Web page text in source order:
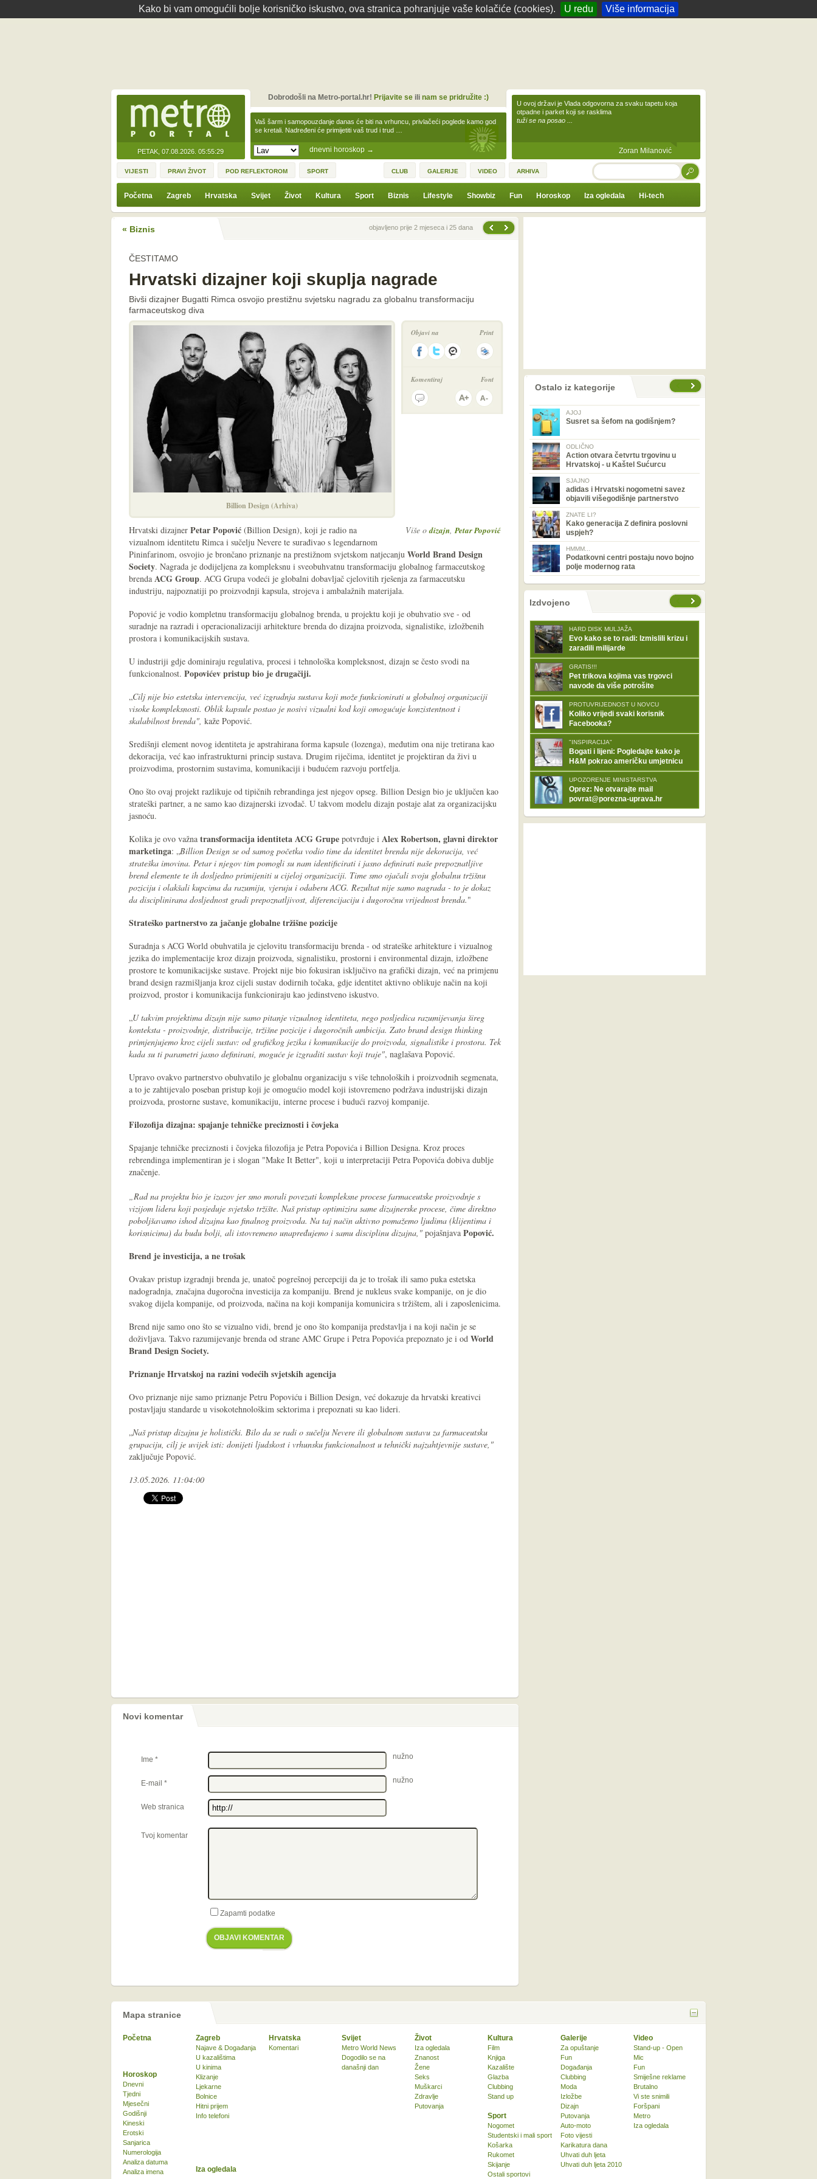
Kako bi vam omogućili bolje korisničko iskustvo, ova stranica pohranjuje vaše kolačiće (cookies). U redu Više informacija
PETAK, 07.08.2026. 05:55:29 dnevni horoskop →
Vaš šarm i samopouzdanje danas će biti na vrhuncu, privlačeći poglede kamo god
se kretali. Nadređeni će primijetiti vaš trud i trud …
Dobrodošli na Metro-portal.hr! Prijavite seili nam se pridružite :)
U ovoj državi je Vlada odgovorna za svaku tapetu koja
otpadne i parket koji se rasklima
tuži se na posao ...
Zoran Milanović
VIJESTI PRAVI ŽIVOT POD REFLEKTOROM SPORT CLUB GALERIJE VIDEO ARHIVA TRAŽI
Početna Zagreb Hrvatska Svijet Život Kultura Sport Biznis Lifestyle Showbiz Fun Horoskop Iza ogledala Hi-tech
« Biznis Prethodna vijestobjavljeno prije 2 mjeseca i 25 dana
ČESTITAMO
Hrvatski dizajner koji skuplja nagrade
Bivši dizajner Bugatti Rimca osvojio prestižnu svjetsku nagradu za globalnu transformaciju
farmaceutskog diva
Billion Design (Arhiva)
Objavi na Print
Komentiraj Font
Više odizajn,Petar Popović
Hrvatski dizajner Petar Popović (Billion Design), koji je radio na
vizualnom identitetu Rimca i sučelju Nevere te surađivao s legendarnom
Pininfarinom, osvojio je brončano priznanje na prestižnom svjetskom natjecanju World Brand Design
Society. Nagrada je dodijeljena za kompleksnu i sveobuhvatnu transformaciju globalnog farmaceutskog
brenda ACG Group. ACG Grupa vodeći je globalni dobavljač cjelovitih rješenja za farmaceutsku
industriju, najpoznatiji po proizvodnji kapsula, strojeva i ambalažnih materijala.
Popović je vodio kompletnu transformaciju globalnog brenda, u projektu koji je obuhvatio sve - od
suradnje na razradi i operacionalizaciji arhitekture brenda do dizajna proizvoda, signalistike, izložbenih
prostora i komunikacijskih sustava.
U industriji gdje dominiraju regulativa, procesi i tehnološka kompleksnost, dizajn se često svodi na
funkcionalnost. Popovićev pristup bio je drugačiji.
„Cilj nije bio estetska intervencija, već izgradnja sustava koji može funkcionirati u globalnoj organizaciji
visoke kompleksnosti. Oblik kapsule postao je nosivi vizualni kod koji omogućuje konzistentnost i
skalabilnost brenda", kaže Popović.
Središnji element novog identiteta je apstrahirana forma kapsule (lozenga), međutim ona nije tretirana kao
dekoracija, već kao infrastrukturni princip sustava. Drugim riječima, identitet je projektiran da živi u
proizvodima, prostornim sustavima, komunikaciji i budućem razvoju portfelja.
Ono što ovaj projekt razlikuje od tipičnih rebrandinga jest njegov opseg. Billion Design bio je uključen kao
strateški partner, a ne samo kao dizajnerski izvođač. U takvom modelu dizajn postaje alat za organizacijsku
jasnoću.
Kolika je ovo važna transformacija identiteta ACG Grupe potvrđuje i Alex Robertson, glavni direktor
marketinga: „Billion Design se od samog početka vodio time da identitet brenda nije dekoracija, već
strateška imovina. Petar i njegov tim pomogli su nam identificirati i jasno definirati naše prepoznatljive
brend elemente te ih dosljedno primijeniti u cijeloj organizaciji. Time smo ojačali svoju globalnu tržišnu
poziciju i olakšali kupcima da razumiju, vjeruju i odaberu ACG. Rezultat nije samo nagrada - to je dokaz
da disciplinirana dosljednost gradi prepoznatljivost, diferencijaciju i dugoročnu vrijednost brenda."
Strateško partnerstvo za jačanje globalne tržišne pozicije
Suradnja s ACG World obuhvatila je cjelovitu transformaciju brenda - od strateške arhitekture i vizualnog
jezika do implementacije kroz dizajn proizvoda, signalistiku, prostorni i environmental dizajn, izložbene
prostore te komunikacijske sustave. Projekt nije bio fokusiran isključivo na grafički dizajn, već na primjenu
brand design razmišljanja kroz cijeli sustav dodirnih točaka, gdje identitet aktivno oblikuje način na koji
proizvod, prostor i komunikacija funkcioniraju kao jedinstveno iskustvo.
„U takvim projektima dizajn nije samo pitanje vizualnog identiteta, nego posljedica razumijevanja šireg
konteksta - proizvodnje, distribucije, tržišne pozicije i dugoročnih ambicija. Zato brand design thinking
primjenjujemo kroz cijeli sustav: od grafičkog jezika i komunikacije do proizvoda, signalistike i prostora. Tek
kada su ti parametri jasno definirani, moguće je izgraditi sustav koji traje", naglašava Popović.
Upravo ovakvo partnerstvo obuhvatilo je globalnu organizaciju s više tehnoloških i proizvodnih segmenata,
a to je zahtijevalo poseban pristup koji je omogućio model koji istovremeno podržava industrijski dizajn
proizvoda, prostorne sustave, komunikaciju, interne procese i budući razvoj kompanije.
Filozofija dizajna: spajanje tehničke preciznosti i čovjeka
Spajanje tehničke preciznosti i čovjeka filozofija je Petra Popovića i Billion Designa. Kroz proces
rebrendinga implementiran je i slogan "Make It Better", koji u interpretaciji Petra Popovića dobiva dublje
značenje.
„Rad na projektu bio je izazov jer smo morali povezati kompleksne procese farmaceutske proizvodnje s
vizijom lidera koji posjeduje svjetsko tržište. Naš pristup optimizira same dizajnerske procese, čime direktno
poboljšavamo ishod dizajna kao finalnog proizvoda. Na taj način aktivno pomažemo ljudima (klijentima i
korisnicima) da budu bolji, ali istovremeno unapređujemo i samu disciplinu dizajna," pojašnjava Popović.
Brend je investicija, a ne trošak
Ovakav pristup izgradnji brenda je, unatoč pogrešnoj percepciji da je to trošak ili samo puka estetska
nadogradnja, značajna dugoročna investicija za kompaniju. Brend je nukleus svake kompanije, on je dio
svakog dijela kompanije, od proizvoda, načina na koji kompanija komunicira s tržištem, ali i zaposlenicima.
Brend nije samo ono što se vizualno vidi, brend je ono što kompanija predstavlja i na koji način je se
doživljava. Takvo razumijevanje brenda od strane AMC Grupe i Petra Popovića prepoznato je i od World
Brand Design Society.
Priznanje Hrvatskoj na razini vodećih svjetskih agencija
Ovo priznanje nije samo priznanje Petru Popoviću i Billion Design, već dokazuje da hrvatski kreativci
postavljaju standarde u visokotehnološkim sektorima i prepoznati su kao lideri.
„Naš pristup dizajnu je holistički. Bilo da se radi o sučelju Nevere ili globalnom sustavu za farmaceutsku
grupaciju, cilj je uvijek isti: donijeti ljudskost i vrhunsku funkcionalnost u tehnički najzahtjevnije sustave,"
zaključuje Popović.
13.05.2026. 11:04:00
Novi komentar
Ime * nužno
E-mail * nužno
Web stranica
Tvoj komentar
Zapamti podatke
OBJAVI KOMENTAR
prethodno Ostalo iz kategorije
AJOJ
Susret sa šefom na godišnjem?
ODLIČNO
Action otvara četvrtu trgovinu u
Hrvatskoj - u Kaštel Sućurcu
SJAJNO
adidas i Hrvatski nogometni savez
objavili višegodišnje partnerstvo
ZNATE LI?
Kako generacija Z definira poslovni
uspjeh?
HMMM...
Podatkovni centri postaju novo bojno
polje modernog rata
nema prethodne stranice
sljedećeIzdvojeno
HARD DISK MULJAŽA
Evo kako se to radi: Izmislili krizu i
zaradili milijarde
GRATIS!!!
Pet trikova kojima vas trgovci
navode da više potrošite
PROTUVRIJEDNOST U NOVCU
Koliko vrijedi svaki korisnik
Facebooka?
"INSPIRACIJA"
Bogati i lijeni: Pogledajte kako je
H&M pokrao američku umjetnicu
UPOZORENJE MINISTARSTVA
Oprez: Ne otvarajte mail
povrat@porezna-uprava.hr
Mapa stranice
Početna Zagreb
Najave & Događanja
U kazalištima
U kinima
Klizanje
Ljekarne
Bolnice
Hitni prijem
Info telefoni
Hrvatska
Komentari
Svijet
Metro World News
Dogodilo se na
današnji dan
Život
Iza ogledala
Znanost
Žene
Seks
Muškarci
Zdravlje
Putovanja
Kultura
Film
Knjiga
Kazalište
Glazba
Clubbing
Stand up
Sport
Nogomet
Studentski i mali sport
Košarka
Rukomet
Skijanje
Ostali sportovi
Horoskop
Dnevni
Tjedni
Mjesečni
Godišnji
Kineski
Erotski
Sanjarica
Numerologija
Analiza datuma
Analiza imena
Iza ogledala
Galerije
Za opuštanje
Fun
Događanja
Clubbing
Moda
Izložbe
Dizajn
Putovanja
Auto-moto
Foto vijesti
Karikatura dana
Uhvati duh ljeta
Uhvati duh ljeta 2010
Video
Stand-up - Open
Mic
Fun
Smiješne reklame
Brutalno
Vi ste snimili
Foršpani
Metro
Iza ogledala